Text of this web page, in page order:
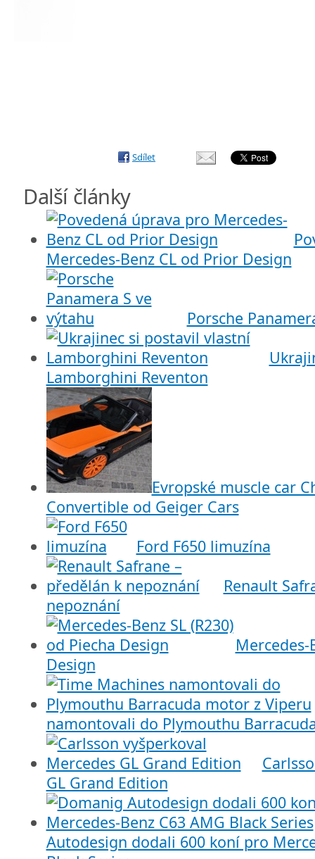
Sdílet
Další články
Mercedes-Benz CL od Prior Design
Porsche
Lamborghini Reventon
Evropské muscle car
Convertible od Geiger Cars
Ford F650 limuzína
Renault
nepoznání
Mercedes-
Design
namontovali do Plymouthu
GL Grand Edition
Autodesign dodali 600 koní pro